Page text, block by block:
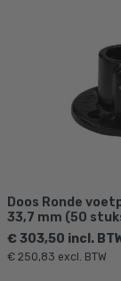
Doos Ronde
33,7 mm (50
€ 303,50 incl.
€ 250,83 excl. BTW